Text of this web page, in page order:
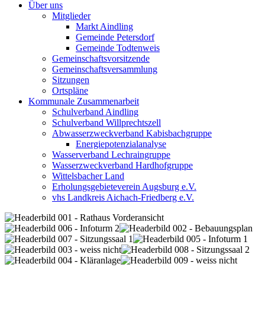
Über uns
Mitglieder
Markt Aindling
Gemeinde Petersdorf
Gemeinde Todtenweis
Gemeinschaftsvorsitzende
Gemeinschaftsversammlung
Sitzungen
Ortspläne
Kommunale Zusammenarbeit
Schulverband Aindling
Schulverband Willprechtszell
Abwasserzweckverband Kabisbachgruppe
Energiepotenzialanalyse
Wasserverband Lechraingruppe
Wasserzweckverband Hardhofgruppe
Wittelsbacher Land
Erholungsgebieteverein Augsburg e.V.
vhs Landkreis Aichach-Friedberg e.V.